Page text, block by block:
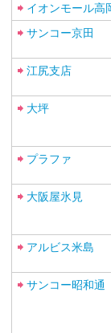
イオンモール高
サンコー京田
江尻支店
大坪
プラファ
大阪屋氷見
アルビス米島
サンコー昭和通